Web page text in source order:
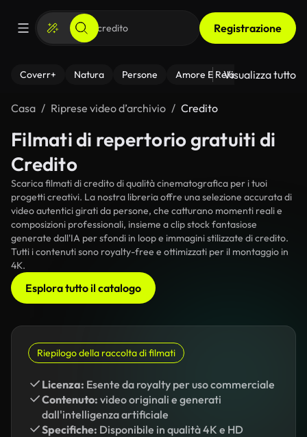
Registrazione
Coverr+ Natura Persone Amore E Relazioni Il
Visualizza tutto
Casa Riprese video d’archivio Credito
Filmati di repertorio gratuiti di
Credito
Scarica filmati di credito di qualità cinematografica per i tuoi
progetti creativi. La nostra libreria offre una selezione accurata di
video autentici girati da persone, che catturano momenti reali e
composizioni professionali, insieme a clip stock fantasiose
generate dall'IA per sfondi in loop e immagini stilizzate di credito.
Tutti i contenuti sono royalty-free e ottimizzati per il montaggio in
4K.
Esplora tutto il catalogo
Riepilogo della raccolta di filmati
Licenza: Esente da royalty per uso commerciale
Contenuto: video originali e generati
dall'intelligenza artificiale
Specifiche: Disponibile in qualità 4K e HD